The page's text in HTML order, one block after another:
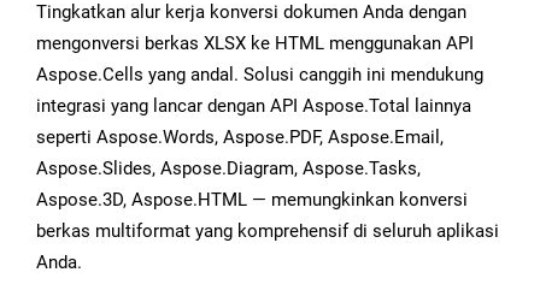
Tingkatkan alur kerja konversi dokumen Anda dengan
mengonversi berkas XLSX ke HTML menggunakan API
Aspose.Cells yang andal. Solusi canggih ini mendukung
integrasi yang lancar dengan API Aspose.Total lainnya
seperti Aspose.Words, Aspose.PDF, Aspose.Email,
Aspose.Slides, Aspose.Diagram, Aspose.Tasks,
Aspose.3D, Aspose.HTML — memungkinkan konversi
berkas multiformat yang komprehensif di seluruh aplikasi
Anda.